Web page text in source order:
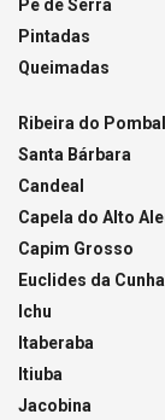
Pé de Serra
Pintadas
Queimadas
Ribeira do Pombal
Santa Bárbara
Candeal
Capela do Alto
Capim Grosso
Euclides da Cunha
Ichu
Itaberaba
Itiuba
Jacobina